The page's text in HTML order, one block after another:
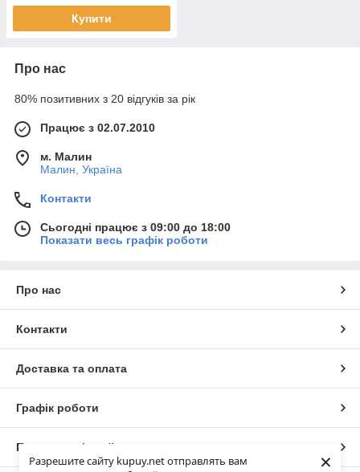
Разрешите сайту kupuy.net отправлять вам
×
Купити
Про нас
80% позитивних з 20 відгуків за рік
Працює з 02.07.2010
м. Малин
Малин, Україна
Контакти
Сьогодні працює з 09:00 до 18:00
Показати весь графік роботи
Про нас
Контакти
Доставка та оплата
Графік роботи
Повна версія сайту